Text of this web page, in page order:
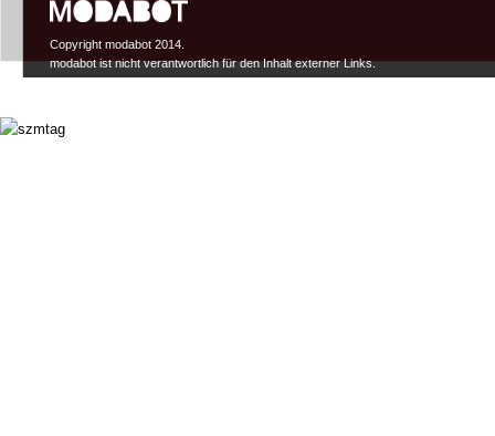
Copyright modabot 2014.
modabot ist nicht verantwortlich für den Inhalt externer Links.